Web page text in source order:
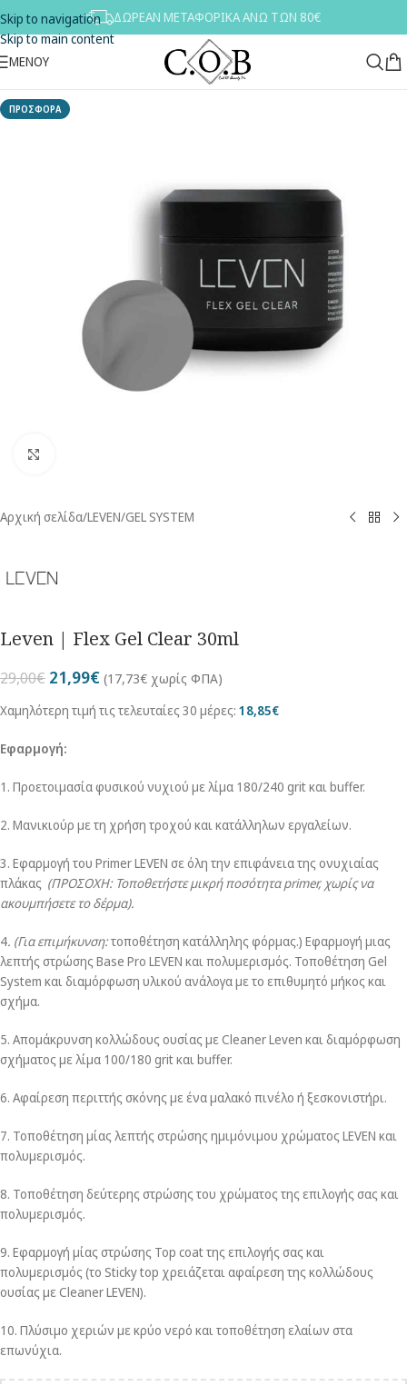
Skip to navigation
Skip to main content
ΔΩΡΕΑΝ ΜΕΤΑΦΟΡΙΚΑ ΑΝΩ ΤΩΝ 80€
ΜΕΝΟΥ
ΠΡΟΣΦΟΡΑ
Αρχική σελίδα/LEVEN/GEL SYSTEM
Leven | Flex Gel Clear 30ml
29,00€ 21,99€ (17,73€ χωρίς ΦΠΑ)
Χαμηλότερη τιμή τις τελευταίες 30 μέρες: 18,85€
Εφαρμογή:
1. Προετοιμασία φυσικού νυχιού με λίμα 180/240 grit και buffer.
2. Μανικιούρ με τη χρήση τροχού και κατάλληλων εργαλείων.
3. Εφαρμογή του Primer LEVEN σε όλη την επιφάνεια της ονυχιαίας
πλάκας (ΠΡΟΣΟΧΗ: Τοποθετήστε μικρή ποσότητα primer, χωρίς να
ακουμπήσετε το δέρμα).
4. (Για επιμήκυνση:τοποθέτηση κατάλληλης φόρμας.) Εφαρμογή μιας
λεπτής στρώσης Base Pro LEVEN και πολυμερισμός. Τοποθέτηση Gel
System και διαμόρφωση υλικού ανάλογα με το επιθυμητό μήκος και
σχήμα.
5. Απομάκρυνση κολλώδους ουσίας με Cleaner Leven και διαμόρφωση
σχήματος με λίμα 100/180 grit και buffer.
6. Αφαίρεση περιττής σκόνης με ένα μαλακό πινέλο ή ξεσκονιστήρι.
7. Τοποθέτηση μίας λεπτής στρώσης ημιμόνιμου χρώματος LEVEN και
πολυμερισμός.
8. Τοποθέτηση δεύτερης στρώσης του χρώματος της επιλογής σας και
πολυμερισμός.
9. Εφαρμογή μίας στρώσης Top coat της επιλογής σας και
πολυμερισμός (το Sticky top χρειάζεται αφαίρεση της κολλώδους
ουσίας με Cleaner LEVEN).
10. Πλύσιμο χεριών με κρύο νερό και τοποθέτηση ελαίων στα
επωνύχια.